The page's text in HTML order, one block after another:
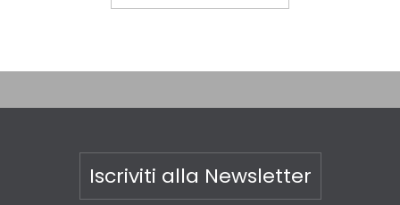
Iscriviti alla Newsletter